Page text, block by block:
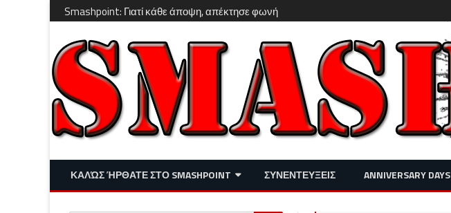
Smashpoint: Γιατί κάθε άποψη, απέκτησε φωνή
ΚΑΛΏΣ ΉΡΘΑΤΕ ΣΤΟ SMASHPOINT ΣΥΝΕΝΤΕΥΞΕΙΣ ANNIVERSARY DAYS